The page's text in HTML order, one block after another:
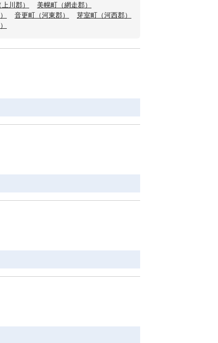
川郡）
美幌町（網走郡）
音更町（河東郡）
芽室町（河西郡）